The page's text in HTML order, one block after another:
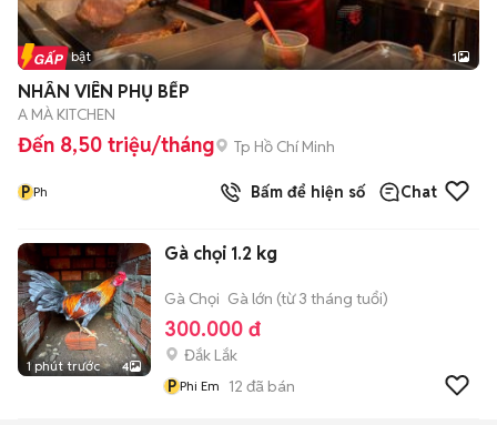
Tin nổi bật 1
NHÂN VIÊN PHỤ BẾP
A MÀ KITCHEN
Đến 8,50 triệu/tháng Tp Hồ Chí Minh
P Ph Bấm để hiện số Chat
1 phút trước 4
Gà chọi 1.2 kg
Gà Chọi Gà lớn (từ 3 tháng tuổi)
300.000 đ
Đắk Lắk
P Phi Em 12 đã bán